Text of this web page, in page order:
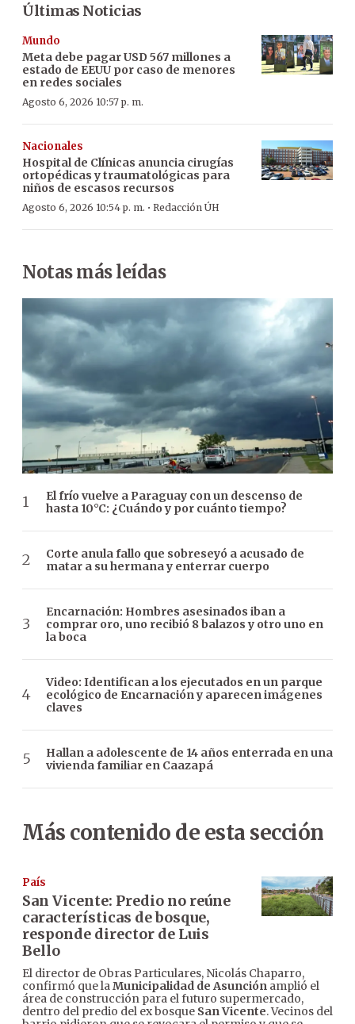
Últimas Noticias
Mundo
Meta debe pagar USD 567 millones a
estado de EEUU por caso de menores
en redes sociales
Agosto 6, 2026 10:57 p. m.
Nacionales
Hospital de Clínicas anuncia cirugías
ortopédicas y traumatológicas para
niños de escasos recursos
Agosto 6, 2026 10:54 p. m. · Redacción ÚH
Notas más leídas
El frío vuelve a Paraguay con un descenso de
hasta 10°C: ¿Cuándo y por cuánto tiempo?
Corte anula fallo que sobreseyó a acusado de
matar a su hermana y enterrar cuerpo
Encarnación: Hombres asesinados iban a
comprar oro, uno recibió 8 balazos y otro uno en
la boca
Video: Identifican a los ejecutados en un parque
ecológico de Encarnación y aparecen imágenes
claves
Hallan a adolescente de 14 años enterrada en una
vivienda familiar en Caazapá
Más contenido de esta sección
País
San Vicente: Predio no reúne
características de bosque,
responde director de Luis
Bello
El director de Obras Particulares, Nicolás Chaparro,
confirmó que la Municipalidad de Asunción amplió el
área de construcción para el futuro supermercado,
dentro del predio del ex bosque San Vicente. Vecinos del